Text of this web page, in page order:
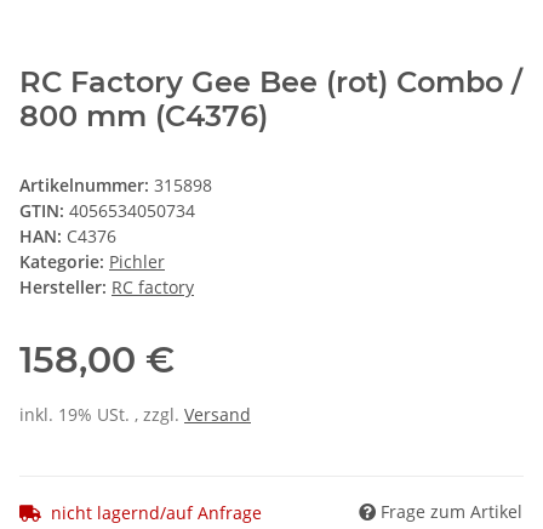
RC Factory Gee Bee (rot) Combo /
800 mm (C4376)
Artikelnummer: 315898
GTIN: 4056534050734
HAN: C4376
Kategorie: Pichler
Hersteller: RC factory
158,00 €
inkl. 19% USt. , zzgl. Versand
nicht lagernd/auf Anfrage Frage zum Artikel